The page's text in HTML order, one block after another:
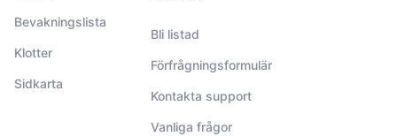
Bevakningslista
Klotter
Sidkarta
Bli listad
Förfrågningsformulär
Kontakta support
Vanliga frågor